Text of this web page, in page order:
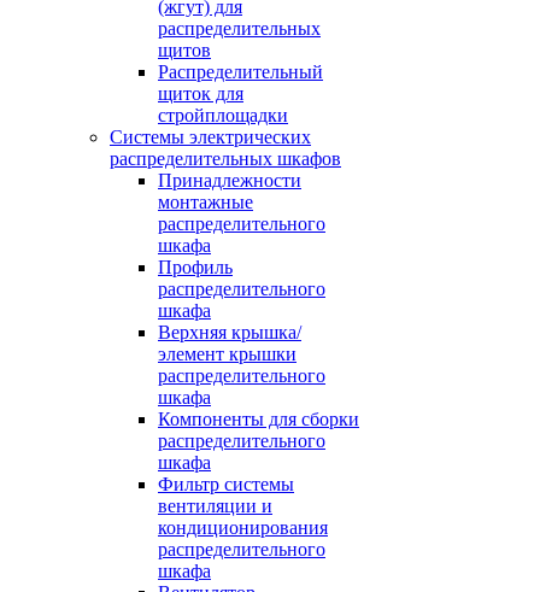
(жгут) для
распределительных
щитов
Распределительный
щиток для
стройплощадки
Системы электрических
распределительных шкафов
Принадлежности
монтажные
распределительного
шкафа
Профиль
распределительного
шкафа
Верхняя крышка/
элемент крышки
распределительного
шкафа
Компоненты для сборки
распределительного
шкафа
Фильтр системы
вентиляции и
кондиционирования
распределительного
шкафа